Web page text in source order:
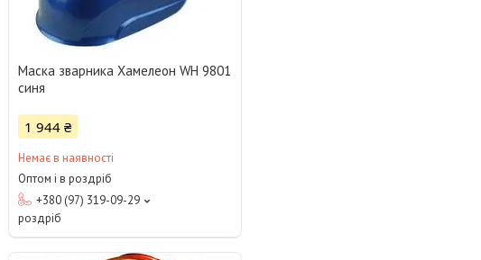
Маска зварника Хамелеон WH 9801
синя
1 944 ₴
Немає в наявності
Оптом і в роздріб
+380 (97) 319-09-29
роздріб